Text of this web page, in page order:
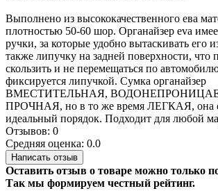
Выполнено из высококачественного ева
плотностью 50-60 шор. Органайзер eva
ручки, за которые удобно вытаскивать его
также липучку на задней поверхности, что
скользить и не перемещаться по
фиксируется липучкой. Сумка органайзер
ВМЕСТИТЕЛЬНАЯ,
ПРОЧНАЯ, но в то же время ЛЕГКАЯ, она
идеальный порядок. Подходит для любой
Отзывов: 0
Средняя оценка: 0.0
Написать отзыв
Оставить отзыв о товаре можно только
Так мы формируем честный рейтинг.